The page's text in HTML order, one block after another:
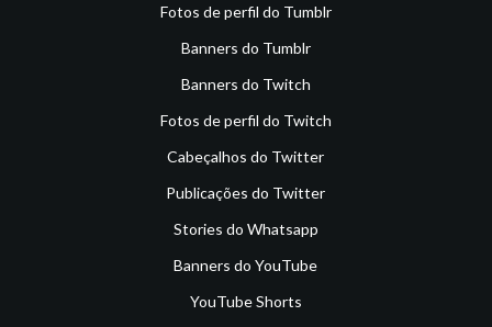
Fotos de perfil do Tumblr
Banners do Tumblr
Banners do Twitch
Fotos de perfil do Twitch
Cabeçalhos do Twitter
Publicações do Twitter
Stories do Whatsapp
Banners do YouTube
YouTube Shorts